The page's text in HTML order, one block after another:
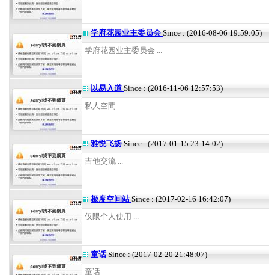
学府花园业主委员会 Since : (2016-08-06 19:59:05)
学府花园业主委员会 ...
以易入道Since : (2016-11-06 12:57:53)
私人空間 ...
雅悦飞扬 Since : (2017-01-15 23:14:02)
吉他交流 ...
极度空间站Since : (2017-02-16 16:42:07)
仅限个人使用 ...
童话Since : (2017-02-20 21:48:07)
童话................. ...